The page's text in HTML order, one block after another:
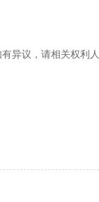
异议，请相关权利